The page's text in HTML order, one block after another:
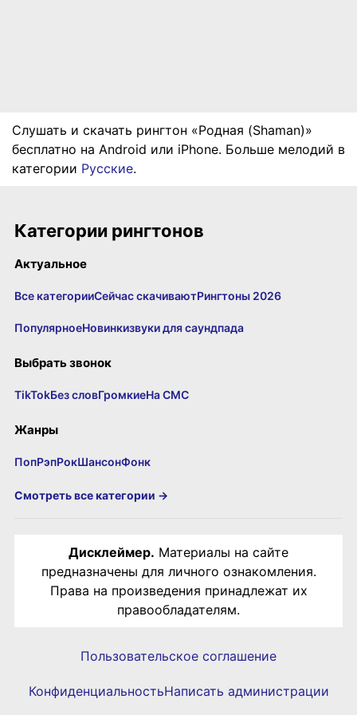
Слушать и скачать рингтон «Родная (Shaman)»
бесплатно на Android или iPhone. Больше мелодий в
категории Русские.
Категории рингтонов
Актуальное
Все категорииСейчас скачиваютРингтоны 2026
ПопулярноеНовинкизвуки для саундпада
Выбрать звонок
TikTokБез словГромкиеНа СМС
Жанры
ПопРэпРокШансонФонк
Смотреть все категории →
Дисклеймер. Материалы на сайте
предназначены для личного ознакомления.
Права на произведения принадлежат их
правообладателям.
Пользовательское соглашение
КонфиденциальностьНаписать администрации